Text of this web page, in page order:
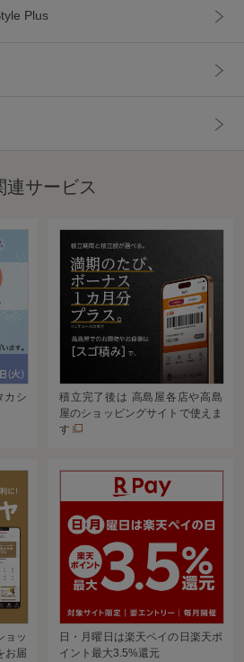
Plus
連サービス
カシ
積立完了後は 高島屋各店や高島
屋のショッピングサイトで使えま
す
ョッ
お届
日・月曜日は楽天ペイの日楽天ポ
イント最大3.5%還元